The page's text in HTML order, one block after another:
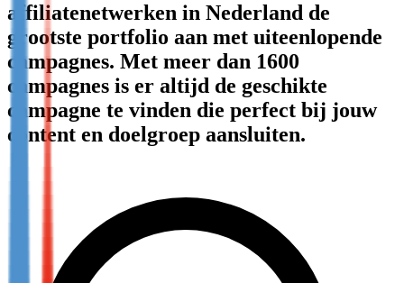
Not already our Publisher?
Sign up here
affiliatenetwerken in Nederland de
grootste portfolio aan met uiteenlopende
campagnes. Met meer dan 1600
campagnes is er altijd de geschikte
campagne te vinden die perfect bij jouw
content en doelgroep aansluiten.